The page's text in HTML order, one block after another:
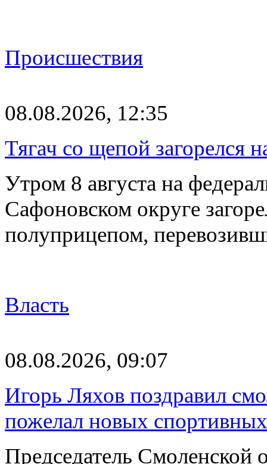
Происшествия
08.08.2026, 12:35
Тягач со щепой загорелся
Утром 8 августа на
Сафоновском округе
полуприцепом,
Власть
08.08.2026, 09:07
Игорь Ляхов поздравил
пожелал новых
Председатель